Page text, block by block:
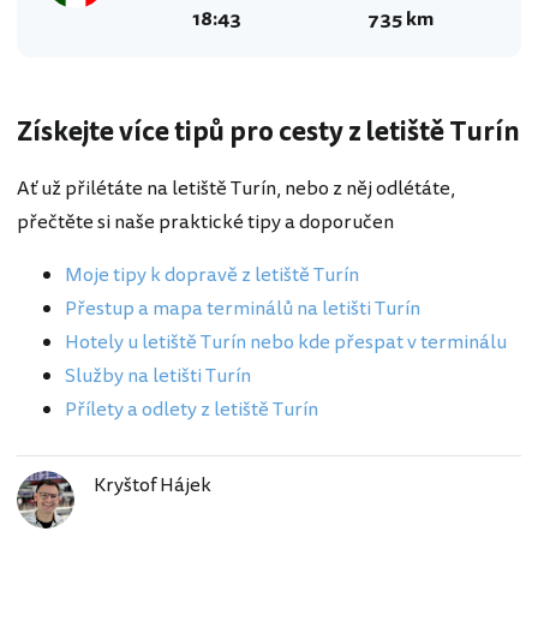
18:43 735 km
Získejte více tipů pro cesty z letiště Turín
Ať už přilétáte na letiště Turín, nebo z něj odlétáte,
přečtěte si naše praktické tipy a doporučen
Moje tipy k dopravě z letiště Turín
Přestup a mapa terminálů na letišti Turín
Hotely u letiště Turín nebo kde přespat v terminálu
Služby na letišti Turín
Přílety a odlety z letiště Turín
Kryštof Hájek